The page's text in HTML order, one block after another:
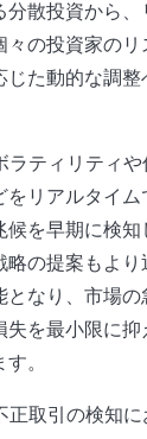
分散投資から
々の投資家のリ
じた動的な調整
ラティリティ
をリアルタイム
候を早期に検知
略の提案もより
となり、市場の
失を最小限に抑
。
正取引の検知